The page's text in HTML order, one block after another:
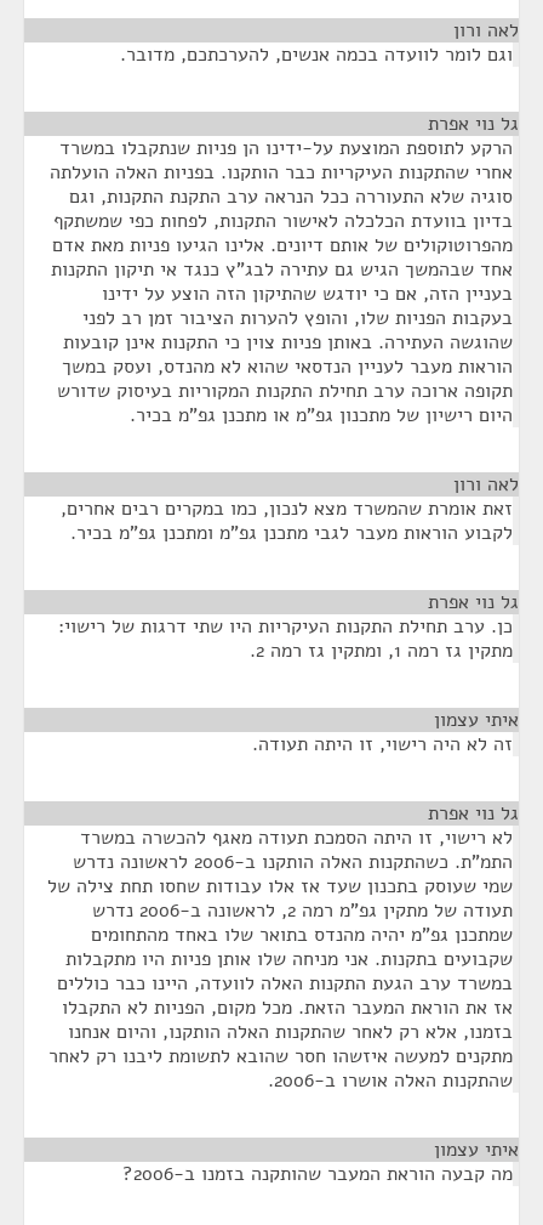
לאה ורון
וגם לומר לוועדה בכמה אנשים, להערכתכם, מדובר.
גל נוי אפרת
הרקע לתוספת המוצעת על-ידינו הן פניות שנתקבלו במשרד
אחרי שהתקנות העיקריות כבר הותקנו. בפניות האלה הועלתה
סוגיה שלא התעוררה ככל הנראה ערב התקנת התקנות, וגם
בדיון בוועדת הכלכלה לאישור התקנות, לפחות כפי שמשתקף
מהפרוטוקולים של אותם דיונים. אלינו הגיעו פניות מאת אדם
אחד שבהמשך הגיש גם עתירה לבג"ץ כנגד אי תיקון התקנות
בעניין הזה, אם כי יודגש שהתיקון הזה הוצע על ידינו
בעקבות הפניות שלו, והופץ להערות הציבור זמן רב לפני
שהוגשה העתירה. באותן פניות צוין כי התקנות אינן קובעות
הוראות מעבר לעניין הנדסאי שהוא לא מהנדס, ועסק במשך
תקופה ארוכה ערב תחילת התקנות המקוריות בעיסוק שדורש
היום רישיון של מתכנון גפ"מ או מתכנן גפ"מ בכיר.
לאה ורון
זאת אומרת שהמשרד מצא לנכון, כמו במקרים רבים אחרים,
לקבוע הוראות מעבר לגבי מתכנן גפ"מ ומתכנן גפ"מ בכיר.
גל נוי אפרת
כן. ערב תחילת התקנות העיקריות היו שתי דרגות של רישוי:
מתקין גז רמה 1, ומתקין גז רמה 2.
איתי עצמון
זה לא היה רישוי, זו היתה תעודה.
גל נוי אפרת
לא רישוי, זו היתה הסמכת תעודה מאגף להכשרה במשרד
התמ"ת. כשהתקנות האלה הותקנו ב-2006 לראשונה נדרש
שמי שעוסק בתכנון שעד אז אלו עבודות שחסו תחת צילה של
תעודה של מתקין גפ"מ רמה 2, לראשונה ב-2006 נדרש
שמתכנן גפ"מ יהיה מהנדס בתואר שלו באחד מהתחומים
שקבועים בתקנות. אני מניחה שלו אותן פניות היו מתקבלות
במשרד ערב הגעת התקנות האלה לוועדה, היינו כבר כוללים
אז את הוראת המעבר הזאת. מכל מקום, הפניות לא התקבלו
בזמנו, אלא רק לאחר שהתקנות האלה הותקנו, והיום אנחנו
מתקנים למעשה איזשהו חסר שהובא לתשומת ליבנו רק לאחר
שהתקנות האלה אושרו ב-2006.
איתי עצמון
מה קבעה הוראת המעבר שהותקנה בזמנו ב-2006?